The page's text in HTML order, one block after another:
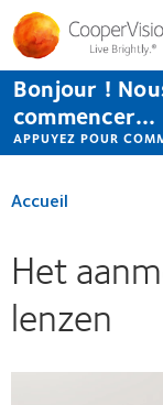
Aller
au
contenu
principal
Bonjour !
commencer...
APPUYEZ POUR
Accueil
Het
lenzen